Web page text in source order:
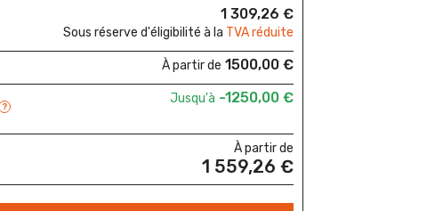
1 309,26 €
Sous réserve d'éligibilité à la TVA réduite
À partir de 1500,00 €
?
Jusqu'à -1250,00 €
À partir de
1 559,26 €